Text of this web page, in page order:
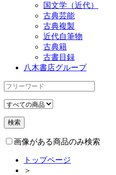
国文学（近代）
古典芸能
古典複製
近代自筆物
古典籍
古書目録
八木書店グループ
画像がある商品のみ検索
トップページ
＞